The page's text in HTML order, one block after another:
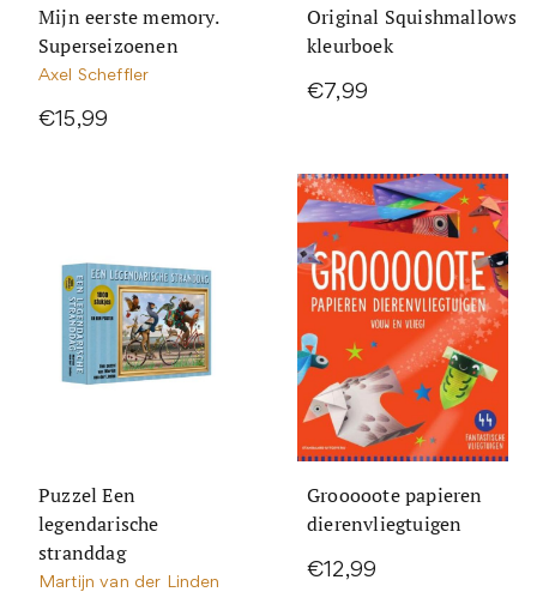
Mijn eerste memory.
Superseizoenen
Axel Scheffler
€15,99
Original Squishmallows
kleurboek
€7,99
Puzzel Een
legendarische
stranddag
Martijn van der Linden
Grooooote papieren
dierenvliegtuigen
€12,99